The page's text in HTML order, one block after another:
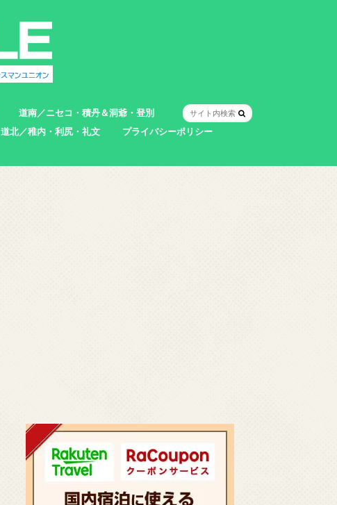
道南／ニセコ・積丹＆洞爺・登別
室蘭市
登別市
洞爺湖町
真狩村
共和町
壮瞥町
積丹町
神恵内村
道北／稚内・利尻・礼文
プライバシーポリシー